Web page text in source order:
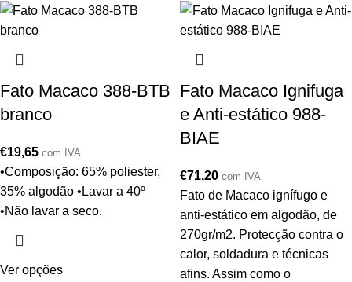
Fato Macaco 388-BTB
branco
€19,65 com IVA
•Composição: 65% poliester,
35% algodão •Lavar a 40º
•Não lavar a seco.
Ver opções
Fato Macaco Ignifuga
e Anti-estático 988-
BIAE
€71,20 com IVA
Fato de Macaco ignífugo e
anti-estático em algodão, de
270gr/m2. Protecção contra o
calor, soldadura e técnicas
afins. Assim como o